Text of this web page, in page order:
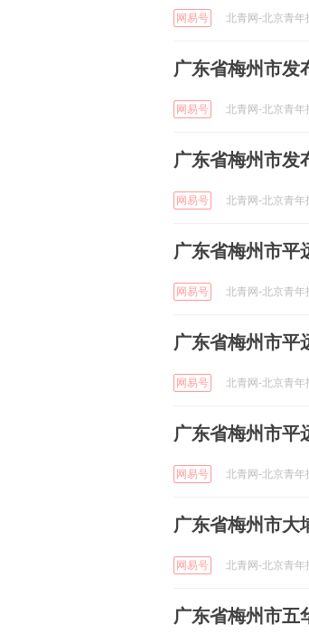
网易号 北青网-北京青
广东省梅州市发
网易号 北青网-北京青
广东省梅州市发
网易号 北青网-北京青
广东省梅州市平
网易号 北青网-北京青
广东省梅州市平
网易号 北青网-北京青
广东省梅州市平
网易号 北青网-北京青
广东省梅州市大
网易号 北青网-北京青
广东省梅州市五